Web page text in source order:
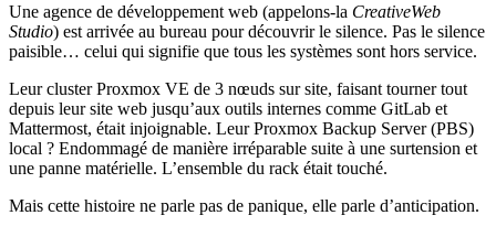
Une agence de développement web (appelons-la CreativeWeb
Studio) est arrivée au bureau pour découvrir le silence. Pas le silence
paisible… celui qui signifie que tous les systèmes sont hors service.
Leur cluster Proxmox VE de 3 nœuds sur site, faisant tourner tout
depuis leur site web jusqu’aux outils internes comme GitLab et
Mattermost, était injoignable. Leur Proxmox Backup Server (PBS)
local ? Endommagé de manière irréparable suite à une surtension et
une panne matérielle. L’ensemble du rack était touché.
Mais cette histoire ne parle pas de panique, elle parle d’anticipation.